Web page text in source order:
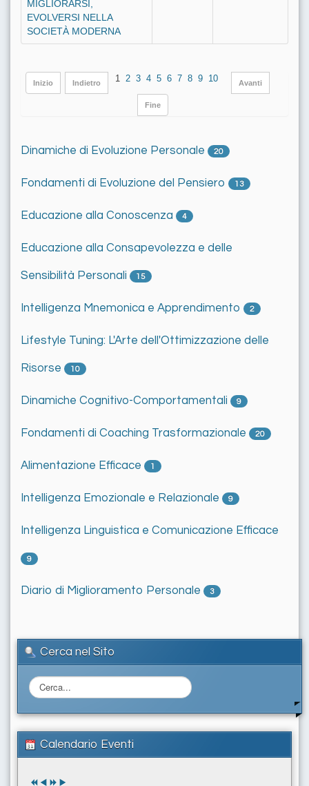
MIGLIORARSI,
EVOLVERSI NELLA
SOCIETÀ MODERNA
Inizio Indietro 1 2 3 4 5 6 7 8 9 10 Avanti
Fine
Dinamiche di Evoluzione Personale 20
Fondamenti di Evoluzione del Pensiero 13
Educazione alla Conoscenza 4
Educazione alla Consapevolezza e delle
Sensibilità Personali 15
Intelligenza Mnemonica e Apprendimento 2
Lifestyle Tuning: L'Arte dell'Ottimizzazione delle
Risorse 10
Dinamiche Cognitivo-Comportamentali 9
Fondamenti di Coaching Trasformazionale 20
Alimentazione Efficace 1
Intelligenza Emozionale e Relazionale 9
Intelligenza Linguistica e Comunicazione Efficace
9
Diario di Miglioramento Personale 3
Cerca nel Sito
C
e
r
a
.
.
Calendario Eventi